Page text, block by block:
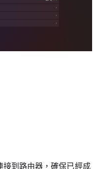
接到路由器，確保已經成